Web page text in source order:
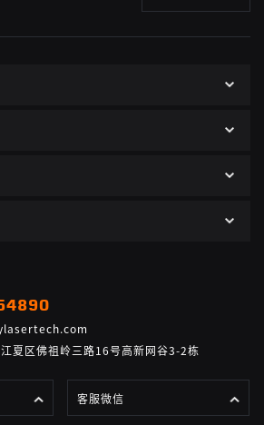
夏区佛祖岭三路16号高新网谷3-2栋
客服微信